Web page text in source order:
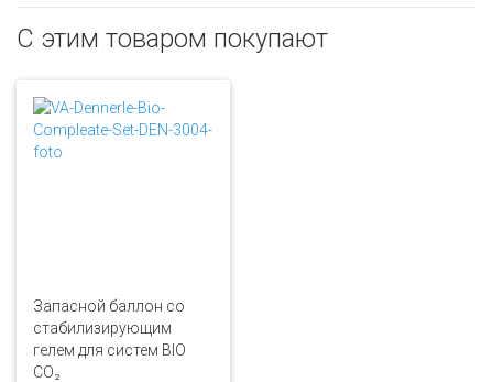
С этим товаром покупают
Запасной баллон cо
стабилизирующим
гелем для систем BIO
CO₂